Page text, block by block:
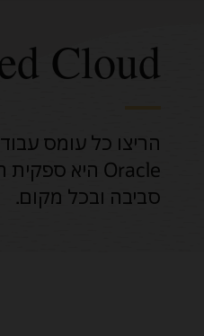
Cloud
הריצו כל עומס
סביבה ובכל מקום.